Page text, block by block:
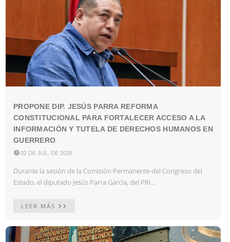
PROPONE DIP. JESÚS PARRA REFORMA
CONSTITUCIONAL PARA FORTALECER ACCESO A LA
INFORMACIÓN Y TUTELA DE DERECHOS HUMANOS EN
GUERRERO
02 DE JUL. DE 2026
Durante la sesión de la Comisión Permanente del Congreso del
Estado, el diputado Jesús Parra García, del PRI...
LEER MÁS